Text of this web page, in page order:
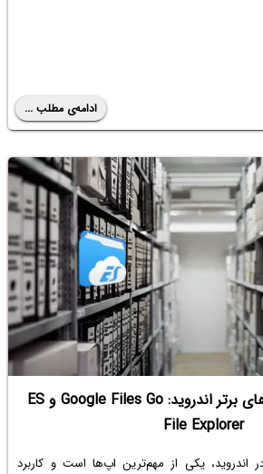
ادامه‌ی مطلب ...
مقایسه فایل منیجرهای برتر اندروید: Google Files Go و ES
File Explorer
اندروید، یکی از مهم‌ترین اپ‌ها است و کاربرد